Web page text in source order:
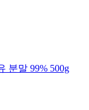
분말 99% 500g